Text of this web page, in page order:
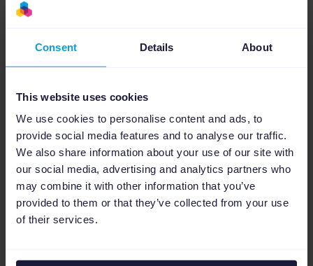
Consent Details About
This website uses cookies
We use cookies to personalise content and ads, to
provide social media features and to analyse our traffic.
We also share information about your use of our site with
our social media, advertising and analytics partners who
may combine it with other information that you’ve
provided to them or that they’ve collected from your use
of their services.
Automatización PPC
Campañas y grupos de anuncios
en PPC, ¿Cuál es la diferencia?
Hemos redactado esta guía de anuncios en PPC